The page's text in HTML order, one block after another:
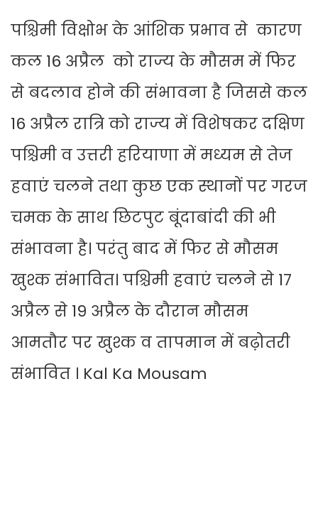
पश्चिमी विक्षोभ के आंशिक प्रभाव से कारण
कल 16 अप्रैल को राज्य के मौसम में फिर
से बदलाव होने की संभावना है जिससे कल
16 अप्रैल रात्रि को राज्य में विशेषकर दक्षिण
पश्चिमी व उत्तरी हरियाणा में मध्यम से तेज
हवाएं चलने तथा कुछ एक स्थानों पर गरज
चमक के साथ छिटपुट बूंदाबांदी की भी
संभावना है। परंतु बाद में फिर से मौसम
खुश्क संभावित। पश्चिमी हवाएं चलने से 17
अप्रैल से 19 अप्रैल के दौरान मौसम
आमतौर पर खुश्क व तापमान में बढ़ोतरी
संभावित । Kal Ka Mousam